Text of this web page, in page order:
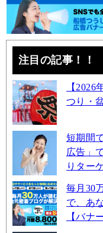
注目の記事！！
【
つり・
短期間
広告」
りター
毎月30
で、あ
【バナ